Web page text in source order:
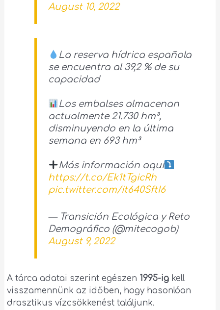
August 10, 2022
La reserva hídrica española
se encuentra al 39,2 % de su
capacidad
Los embalses almacenan
actualmente 21.730 hm³,
disminuyendo en la última
semana en 693 hm³
Más información aquí
https://t.co/Ek1tTgicRh
pic.twitter.com/it640SftI6
— Transición Ecológica y Reto
Demográfico (@mitecogob)
August 9, 2022
A tárca adatai szerint egészen 1995-ig kell
visszamennünk az időben, hogy hasonlóan
drasztikus vízcsökkenést találjunk.